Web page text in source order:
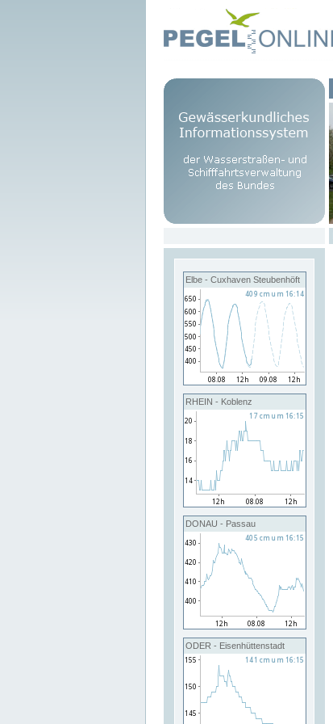
Elbe - Cuxhaven Steubenhöft
RHEIN - Koblenz
DONAU - Passau
ODER - Eisenhüttenstadt